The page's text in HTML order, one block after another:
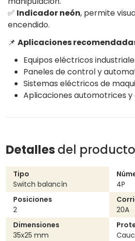
✅ Indicador neón, permite
encendido.
📌 Aplicaciones
Equipos eléctricos
Paneles de control y
Sistemas eléctricos de
Aplicaciones automotrices y
Detalles del producto
Tipo
Switch balancín
4P
Posiciones
2
20A
Dimensiones
35x25 mm